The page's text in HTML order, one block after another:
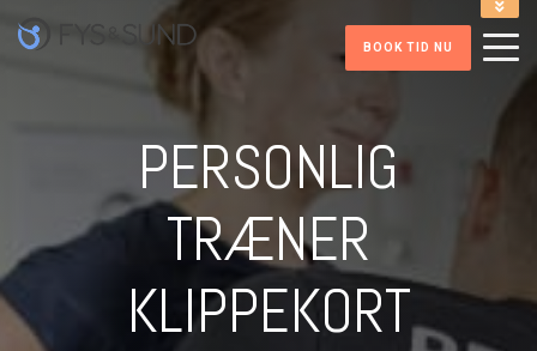
INFORMATION VED TIDSBOOKNING
ONLINE INDMELDELSE FITNESS
BOOK TID NU
PERSONLIG
TRÆNER
KLIPPEKORT